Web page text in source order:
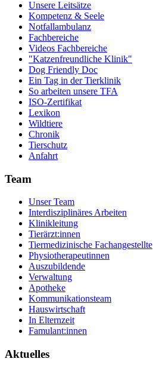
Unsere Leitsätze
Kompetenz & Seele
Notfallambulanz
Fachbereiche
Videos Fachbereiche
"Katzenfreundliche Klinik"
Dog Friendly Doc
Ein Tag in der Tierklinik
So arbeiten unsere TFA
ISO-Zertifikat
Lexikon
Wildtiere
Chronik
Tierschutz
Anfahrt
Team
Unser Team
Interdisziplinäres Arbeiten
Klinikleitung
Tierärzt:innen
Tiermedizinische Fachangestellte
Physiotherapeutinnen
Auszubildende
Verwaltung
Apotheke
Kommunikationsteam
Hauswirtschaft
In Elternzeit
Famulant:innen
Aktuelles